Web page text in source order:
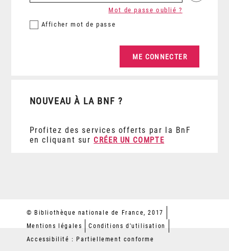
Afficher mot de passe
Mot de passe oublié ?
NOUVEAU À LA BNF ?
Profitez des services offerts par la BnF
en cliquant sur CRÉER UN COMPTE
© Bibliothèque nationale de France, 2017
Mentions légales
Conditions d'utilisation
Accessibilité : Partiellement conforme